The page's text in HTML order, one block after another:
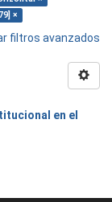
×
filtros avanzados
en el